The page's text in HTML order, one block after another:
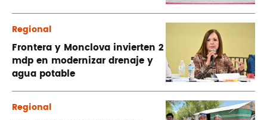
Regional
Frontera y Monclova invierten 2
mdp en modernizar drenaje y
agua potable
Regional